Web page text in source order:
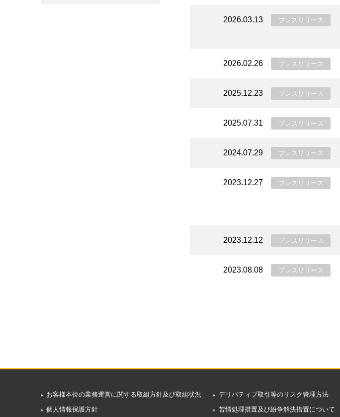
2026.03.13 プレスリリース
2026.02.26 プレスリリース
2025.12.23 プレスリリース
2025.07.31 プレスリリース
2024.07.29 プレスリリース
2023.12.27 プレスリリース
2023.12.12 プレスリリース
2023.08.08 プレスリリース
お客様本位の業務運営に関する取組方針及び取組状況
個人情報保護方針
デリバティブ取引等のリスク管理方法
苦情処理措置及び紛争解決措置について